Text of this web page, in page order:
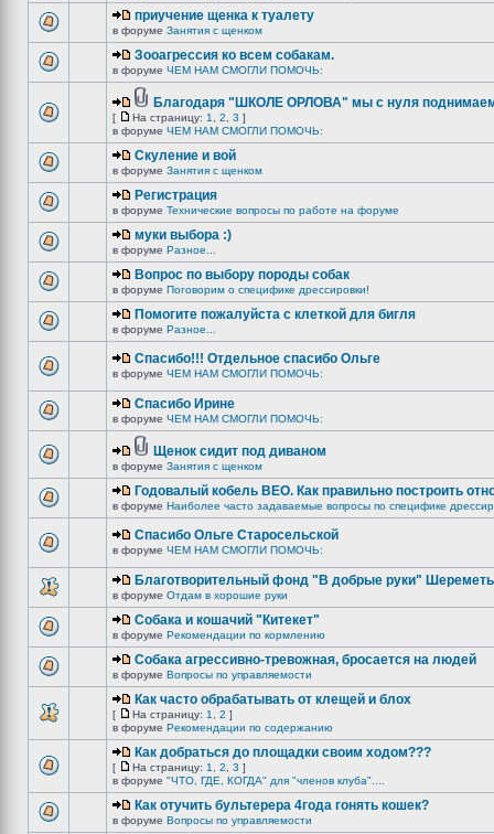
приучение щенка к туалету
в форуме Занятия с щенком
Зооагрессия ко всем собакам.
в форуме ЧЕМ НАМ СМОГЛИ ПОМОЧЬ:
Благодаря "ШКОЛЕ ОРЛОВА" мы с нуля
[ На страницу: 1 2 3 ]
в форуме ЧЕМ НАМ СМОГЛИ ПОМОЧЬ:
Скуление и вой
в форуме Занятия с щенком
Регистрация
в форуме Технические вопросы по работе на форуме
муки выбора :)
в форуме Разное...
Вопрос по выбору породы собак
в форуме Поговорим о специфике дрессировки!
Помогите пожалуйста с клеткой для бигля
в форуме Разное...
Спасибо!!! Отдельное спасибо Ольге
в форуме ЧЕМ НАМ СМОГЛИ ПОМОЧЬ:
Спасибо Ирине
в форуме ЧЕМ НАМ СМОГЛИ ПОМОЧЬ:
Щенок сидит под диваном
в форуме Занятия с щенком
Годовалый кобель ВЕО. Как правильно построить
в форуме Наиболее часто задаваемые вопросы по специфике
Спасибо Ольге Старосельской
в форуме ЧЕМ НАМ СМОГЛИ ПОМОЧЬ:
Благотворительный фонд "В добрые руки"
в форуме Отдам в хорошие руки
Собака и кошачий "Китекет"
в форуме Рекомендации по кормлению
Собака агрессивно-тревожная, бросается на людей
в форуме Вопросы по управляемости
Как часто обрабатывать от клещей и блох
[ На страницу: 1 2 ]
в форуме Рекомендации по содержанию
Как добраться до площадки своим ходом???
[ На страницу: 1 2 3 ]
в форуме "ЧТО, ГДЕ, КОГДА" для "членов клуба"....
Как отучить бультерера 4года гонять кошек?
в форуме Вопросы по управляемости